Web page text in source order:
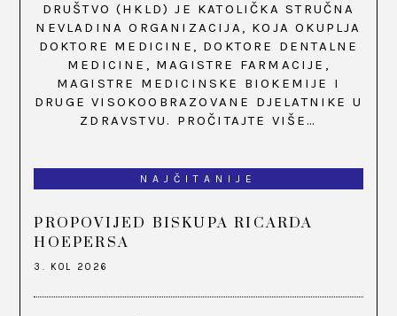
DRUŠTVO (HKLD) JE KATOLIČKA STRUČNA
NEVLADINA ORGANIZACIJA, KOJA OKUPLJA
DOKTORE MEDICINE, DOKTORE DENTALNE
MEDICINE, MAGISTRE FARMACIJE,
MAGISTRE MEDICINSKE BIOKEMIJE I
DRUGE VISOKOOBRAZOVANE DJELATNIKE U
ZDRAVSTVU. PROČITAJTE VIŠE…
NAJČITANIJE
PROPOVIJED BISKUPA RICARDA
HOEPERSA
3. KOL 2026